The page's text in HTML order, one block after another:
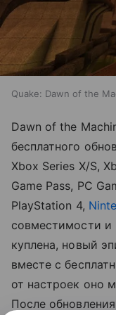
Quake: Dawn of the
Dawn of the
бесплатного
Xbox Series X/S,
Game Pass, PC
PlayStation 4,
совместимости и
куплена, новый
вместе с
от настроек оно
После